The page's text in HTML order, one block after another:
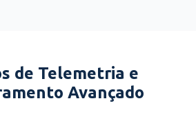
de Telemetria e
Avançado